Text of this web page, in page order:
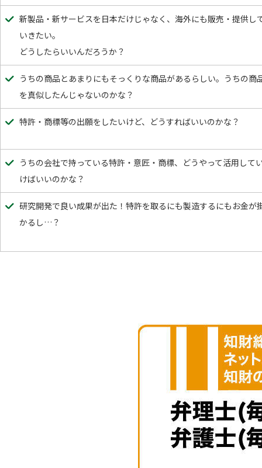
新製品・新サービスを日本だけじゃなく、海外にも販売・提供し
いきたい。
どうしたらいいんだろうか？
うちの商品とあまりにもそっくりな商品があるらしい。うちの商
を真似したんじゃないのかな？
特許・商標等の出願をしたいけど、どうすればいいのかな？
うちの会社で持っている特許・意匠・商標、どうやって活用して
けばいいのかな？
研究開発で良い成果が出た！特許を取るにも製造するにもお金が
かるし…？